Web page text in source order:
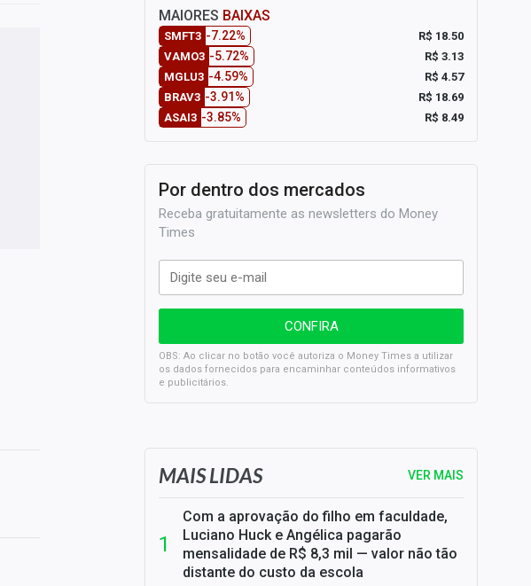
MAIORES BAIXAS
SMFT3 -7.22%
R$ 18.50
VAMO3 -5.72%
R$ 3.13
MGLU3 -4.59%
R$ 4.57
BRAV3 -3.91%
R$ 18.69
ASAI3 -3.85% R$ 8.49
Por dentro dos mercados
Receba gratuitamente as newsletters do Money
Times
OBS: Ao clicar no botão você autoriza o Money Times a utilizar
os dados fornecidos para encaminhar conteúdos informativos
e publicitários.
SELIC em 14%: A repercussão da decisão sobre os JUROS
MAIS LIDAS VER MAIS
Com a aprovação do filho em faculdade,
Luciano Huck e Angélica pagarão
mensalidade de R$ 8,3 mil — valor não tão
distante do custo da escola